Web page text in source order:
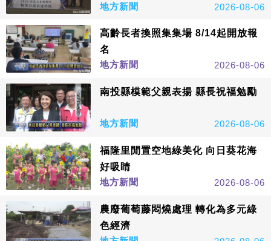
地方新聞
2026-08-06
高齡長者換照集集場 8/14起開放報
名
地方新聞
2026-08-06
南投縣模範父親表揚 縣長祝福勉勵
地方新聞 2026-08-06
福隆里閒置空地綠美化 向日葵花海
好吸睛
地方新聞
2026-08-06
農廢葡萄藤悶燒處理 轉化為多元綠
色經濟